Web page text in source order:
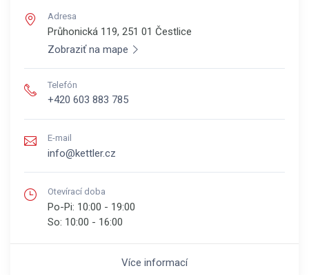
Adresa
Průhonická 119, 251 01 Čestlice
Zobraziť na mape
Telefón
+420 603 883 785
E-mail
info@kettler.cz
Otevírací doba
Po-Pi: 10:00 - 19:00
So: 10:00 - 16:00
Více informací